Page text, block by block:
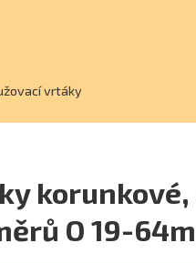
vrtáky
O 19-